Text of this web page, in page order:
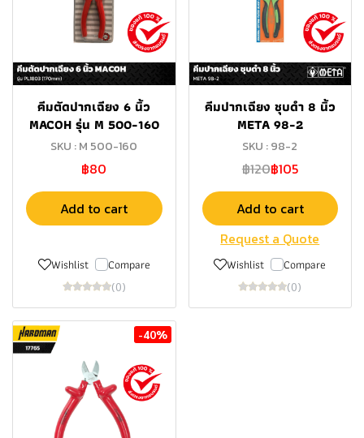
คีมตัดปากเฉียง 6 นิ้ว
MACOH รุ่น M 500-160
SKU : M 500-160
฿80
Add to cart
Wishlist Compare
(0)
คีมปากเฉียง ชุบดำ 8 นิ้ว
META 98-2
SKU : 98-2
฿120฿105
Add to cart
Request a Quote
Wishlist Compare
(0)
-40%